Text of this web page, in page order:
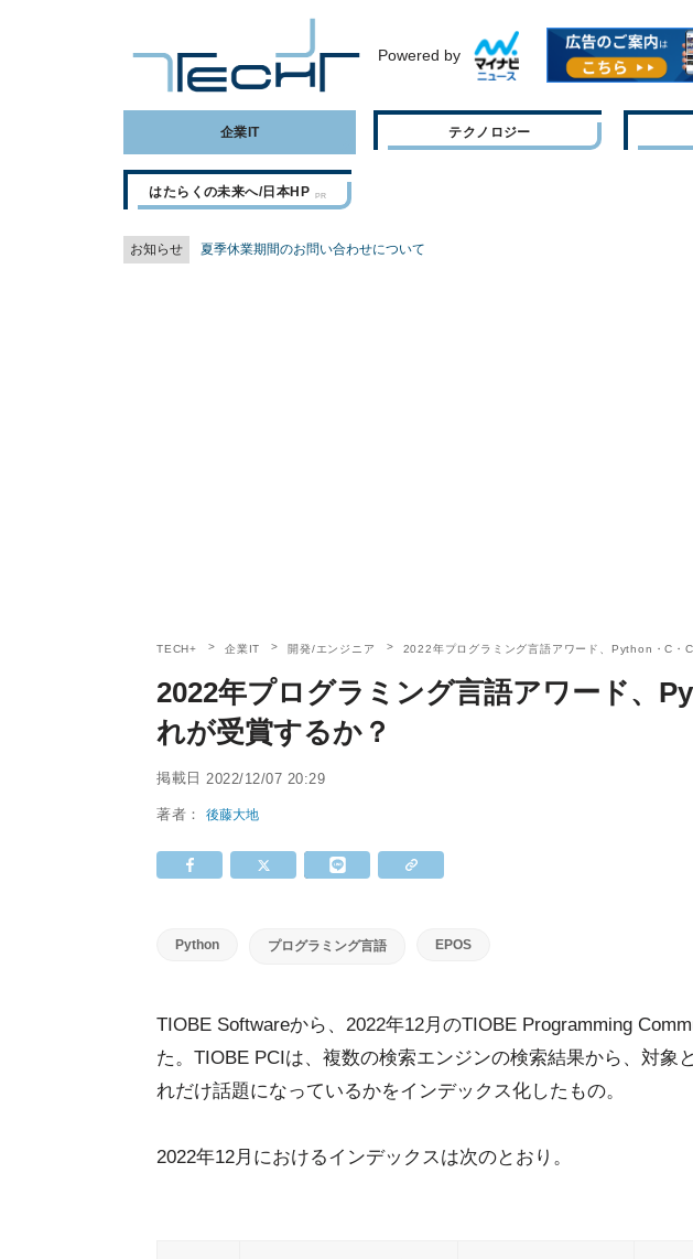
Powered by
企業IT テクノロジー
はたらくの未来へ/日本HP
お知らせ 夏季休業期間のお問い合わせについて
TECH+ 企業IT 開発/エンジニア 2022年プログラミング言語アワード、Python・C・
2022年プログラミング言語アワード、
れが受賞するか？
掲載日 2022/12/07 20:29
著者：後藤大地
Python プログラミング言語 EPOS
TIOBE Softwareから、2022年12月のTIOBE Programming
た。TIOBE PCIは、複数の検索エンジンの検索結果から、対象
れだけ話題になっているかをインデックス化したもの。
2022年12月におけるインデックスは次のとおり。